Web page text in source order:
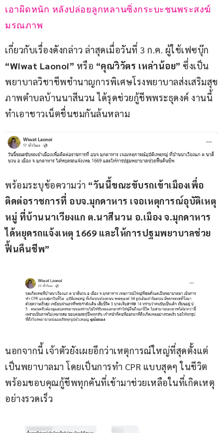
เอาผิดหนัก หลังปล่อยลูกหลานซิ่งกระบะชนพระสงฆ์
มรณภาพ
เกี่ยวกับเรื่องดังกล่าว ล่าสุดเมื่อวันที่ 3 ก.ค. ผู้ใช้เฟซบุ๊ก
“Wiwat Laonoi” หรือ “คุณวิวัตร เหล่าน้อย” ซึ่งเป็น
พยาบาลวิชาชีพชำนาญการพิเศษโรงพยาบาลส่งเสริมสุข
ภาพตำบลบ้านนาสีนวน ได้รุดช่วยกู้ชีพพระธุดงค์ งานนี้
ทำเอาชาวเน็ตชื่นชมกันล้นหลาม
พร้อมระบุข้อความว่า “วันนี้ขณะขับรถเข้าเมืองเพื่อ
ติดต่อราชการที่ อบจ.มุกดาหาร เจอเหตุการณ์อุบัติเหตุ
หมู่ ที่บ้านนาเวียงแก ต.นาสีนวน อ.เมือง จ.มุกดาหาร
ได้หยุดรถแจ้งเหตุ 1669 และให้การปฐมพยาบาลช่วย
ฟื้นคืนชีพ”
นอกจากนี้ เจ้าตัวยังเผยอีกว่าเหตุการณ์ใหญ่ที่สุดตั้งแต่
เป็นพยาบาลมา โดยเป็นการทำ CPR แบบสุดๆ ในชีวิต
พร้อมขอบคุณกู้ชีพทุกคันที่เข้ามาช่วยเหลือในที่เกิดเหตุ
อย่างรวดเร็ว